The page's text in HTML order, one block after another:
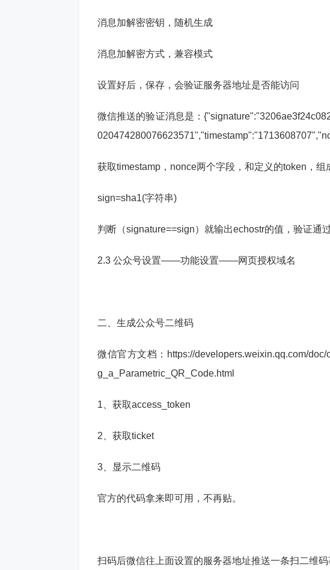
消息加解密密钥，随机生成
消息加解密方式，兼容模式
设置好后，保存，会验证服务器地址是否能访问
微信推送的验证消息是：
获取timestamp，nonce两个字段，和定义的token，
sign=sha1(字符串)
判断（signature==sign）就输出echostr的值，验证通
2.3 公众号设置——功能设置——网页授权域名
二、生成公众号二维码
微信官方文档：https://developers.weixin.qq.com/
g_a_Parametric_QR_Code.html
1、获取access_token
2、获取ticket
3、显示二维码
官方的代码拿来即可用，不再贴。
扫码后微信往上面设置的服务器地址推送一条扫二维码